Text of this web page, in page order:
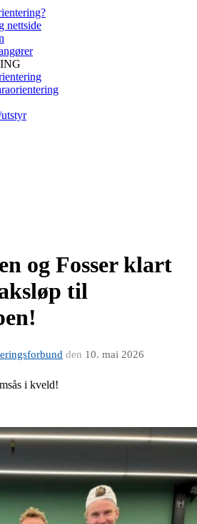
nettside
og Fosser klart
til
den 10. mai 2026
i kveld!